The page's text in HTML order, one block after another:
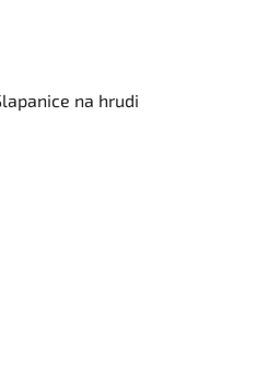
na hrudi